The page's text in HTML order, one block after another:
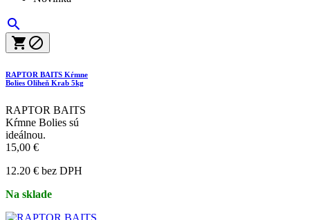

 
RAPTOR BAITS Kŕmne
Bolies Oliheň Krab 5kg
RAPTOR BAITS
Kŕmne Bolies sú
ideálnou.
15,00 €
12.20 € bez DPH
Na sklade